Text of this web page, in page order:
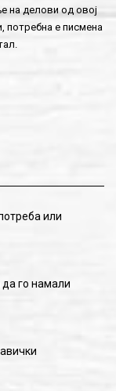
на делови од овој
потребна е писмена
или
го намали